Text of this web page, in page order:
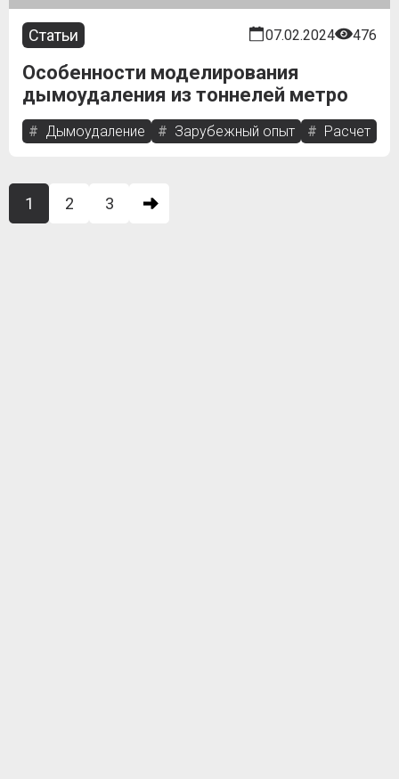
Статьи 07.02.2024 476
Особенности моделирования
дымоудаления из тоннелей метро
Дымоудаление Зарубежный опыт Расчет
1 2 3